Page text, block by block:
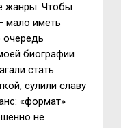
жанры. Чтобы
мало иметь
очередь
биографии
стать
сулили славу
«формат»
не